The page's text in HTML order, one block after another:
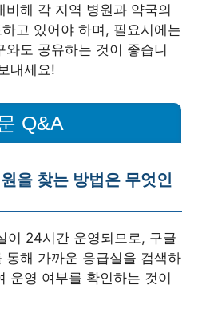
비해 각 지역 병원과 약국의
고 있어야 하며, 필요시에는
와도 공유하는 것이 좋습니
내세요!
Q&A
을 찾는 방법은 무엇인
이 24시간 운영되므로, 구글
통해 가까운 응급실을 검색하
운영 여부를 확인하는 것이